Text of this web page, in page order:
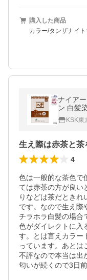
購入した商品
カラー/タンザナイ
ナイア
ン 白髪
カラー
トリート
KSK東
生え際は赤茶と
4
色は一般的な茶色で
ては赤茶の方が良い
りなどは茶だとき
です。なので生え際
チラホラ白髪の場合
色がダイレクトに入
す。とは言えカラー
っています。あとは
不評なので本当は出
匂いが続くので3日